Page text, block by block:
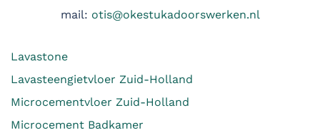
mail: otis@okestukadoorswerken.nl
Lavastone
Lavasteengietvloer Zuid-Holland
Microcementvloer Zuid-Holland
Microcement Badkamer